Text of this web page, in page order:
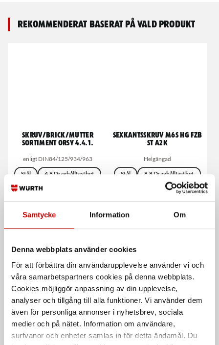
Samtycke Information Om
Denna webbplats använder cookies
För att förbättra din användarupplevelse använder vi och
våra samarbetspartners cookies på denna webbplats.
Cookies möjliggör anpassning av din upplevelse,
analyser och tillgång till alla funktioner. Vi använder dem
även för personliga annonser i nyhetsbrev, sociala
medier och på nätet. Information om användare,
surfvanor och enheter samlas in för detta ändamål. Du
Rekommenderat baserat på vald produkt
Skruv/brick/mutter
sortiment ORSY 4.4.1.
enligt DIN84/125/934/963
Stål
4.8 Draghållfasthet
Förzinkad FZB (A2K)
Sexkantsskruv M6S HG FZB
ST A2K
Helgängad
Stål
8.8 Draghållfasthet
Förzinkad FZB (A2K)
DIN 933
Sexkantsskruv M6S DG ISO
4014
Delgängad
Lagerlådor fyra
storlekar
Fyra storlekar